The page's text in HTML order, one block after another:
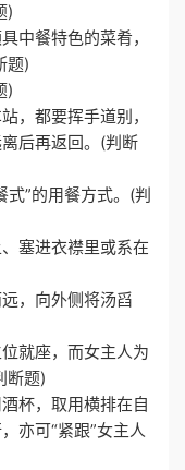
)
中餐特色的菜肴，
题)
)
，都要挥手道别，
后再返回。(判断
式”的用餐方式。(判
塞进衣襟里或系在
，向外侧将汤舀
就座，而女主人为
断题)
杯，取用横排在自
亦可“紧跟”女主人